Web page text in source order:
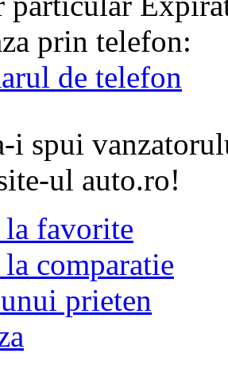
prin telefon:
de telefon
i spui
ul auto.ro!
la favorite
la comparatie
prieten